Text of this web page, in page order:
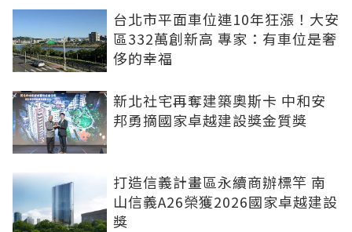
台北市平面車位連10年狂漲！大安
區332萬創新高 專家：有車位是奢
侈的幸福
新北社宅再奪建築奧斯卡 中和安
邦勇摘國家卓越建設獎金質獎
打造信義計畫區永續商辦標竿 南
山信義A26榮獲2026國家卓越建設
獎